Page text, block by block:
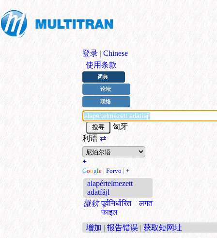
登录 | Chinese
| 使用条款
词典
论坛
联络
匈牙
利语⇄
+
Google | Forvo | +
alapértelmezett
adatfájl
微软 पूर्वनिर्धारित लगत
फाइल
增加 | 报告错误 | 获取短网址